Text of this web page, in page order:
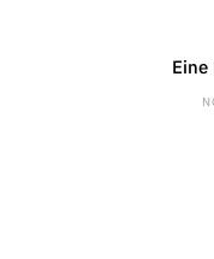
Eine